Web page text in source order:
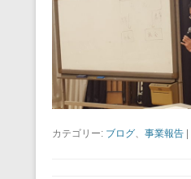
カテゴリー: ブログ、 事業報告